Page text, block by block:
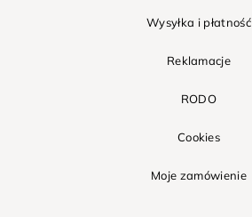
Wysyłka i płatność
Reklamacje
RODO
Cookies
Moje zamówienie